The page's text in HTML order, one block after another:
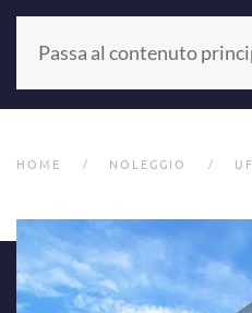
Passa al contenuto
HOME NOLEGGIO